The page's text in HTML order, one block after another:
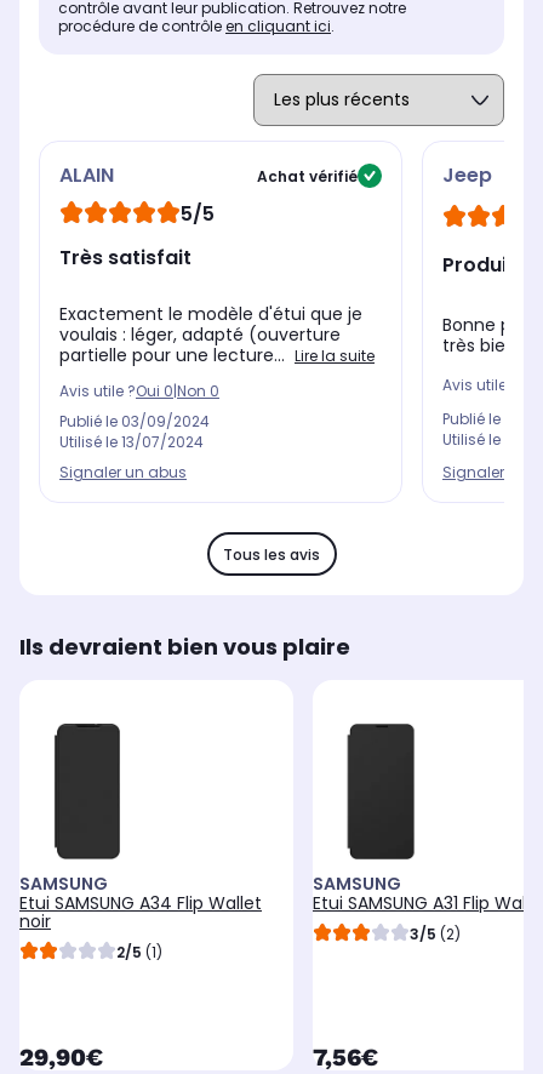
contrôle avant leur publication. Retrouvez notre
procédure de contrôleen cliquant ici.
ALAIN Achat vérifié
5/5
Très satisfait
Exactement le modèle d'étui que je
voulais : léger, adapté (ouverture
partielle pour une lecture... Lire la suite
Avis utile ?Oui 0 Non 0
Publié le 03/09/2024
Utilisé le13/07/2024
Signaler un abus
Jeep
Produit
Bonne
très bien
Avis utile ?
Publié le
Utilisé le
Signaler un
Tous les avis
Ils devraient bien vous plaire
SAMSUNG
Etui SAMSUNG A34 Flip Wallet
noir
2/5 (1)
currentPrice
29,90€
SAMSUNG
Etui SAMSUNG A31 Flip
3/5 (2)
currentPrice
7,56€